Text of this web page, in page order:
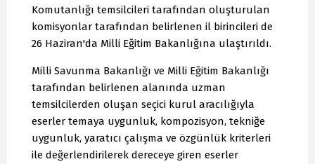
Komutanlığı temsilcileri tarafından oluşturulan
komisyonlar tarafından belirlenen il birincileri de
26 Haziran'da Milli Eğitim Bakanlığına ulaştırıldı.
Milli Savunma Bakanlığı ve Milli Eğitim Bakanlığı
tarafından belirlenen alanında uzman
temsilcilerden oluşan seçici kurul aracılığıyla
eserler temaya uygunluk, kompozisyon, tekniğe
uygunluk, yaratıcı çalışma ve özgünlük kriterleri
ile değerlendirilerek dereceye giren eserler